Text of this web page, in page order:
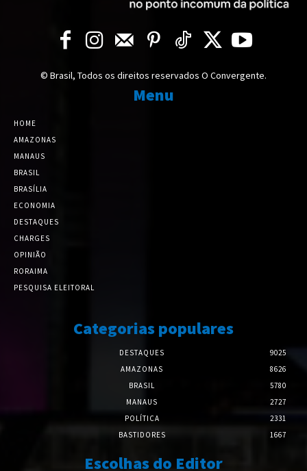
© Brasil, Todos os direitos reservados O Convergente.
Menu
HOME
AMAZONAS
MANAUS
BRASIL
BRASÍLIA
ECONOMIA
DESTAQUES
CHARGES
OPINIÃO
RORAIMA
PESQUISA ELEITORAL
Categorias populares
DESTAQUES
9025
AMAZONAS
8626
BRASIL
5780
MANAUS
2727
POLÍTICA
2331
BASTIDORES
1667
Escolhas do Editor